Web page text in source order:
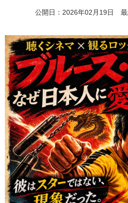
公開日：2026年02月19日 最